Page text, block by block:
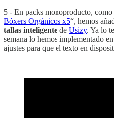
5 - En packs monoproducto,
Bóxers Orgánicos x5“, hemos
tallas inteligente de Usizy. Ya lo
semana lo hemos implementado
ajustes para que el texto en